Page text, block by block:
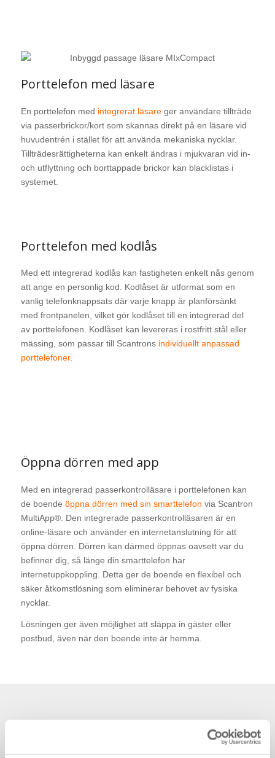
Porttelefon med läsare
En porttelefon med integrerat läsareger användare tillträde
via passerbrickor/kort som skannas direkt på en läsare vid
huvudentrén i stället för att använda mekaniska nycklar.
Tillträdesrättigheterna kan enkelt ändras i mjukvaran vid in-
och utflyttning och borttappade brickor kan blacklistas i
systemet.
Porttelefon med kodlås
Med ett integrerad kodlås kan fastigheten enkelt nås genom
att ange en personlig kod. Kodlåset är utformat som en
vanlig telefonknappsats där varje knapp är planförsänkt
med frontpanelen, vilket gör kodlåset till en integrerad del
av porttelefonen. Kodlåset kan levereras i rostfritt stål eller
mässing, som passar till Scantrons individuellt anpassad
porttelefoner.
Öppna dörren med app
Med en integrerad passerkontrolläsare i porttelefonen kan
de boende öppna dörren med sin smarttelefon via Scantron
MultiApp®. Den integrerade passerkontrolläsaren är en
online-läsare och använder en internetanslutning för att
öppna dörren. Dörren kan därmed öppnas oavsett var du
befinner dig, så länge din smarttelefon har
internetuppkoppling. Detta ger de boende en flexibel och
säker åtkomstlösning som eliminerar behovet av fysiska
nycklar.
Lösningen ger även möjlighet att släppa in gäster eller
postbud, även när den boende inte är hemma.